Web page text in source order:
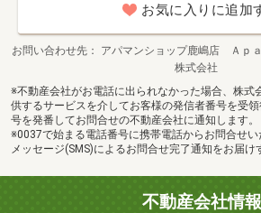
お気に入りに追加
お問い合わせ先
アパマンショップ鹿嶋店 Ａｐ
株式会社
※不動産会社がお電話に出られなかった場合、株式
供するサービスを介してお客様の発信者番号を受
号を発番してお問合せの不動産会社に通知します。
※0037で始まる電話番号に携帯電話からお問合せい
メッセージ(SMS)によるお問合せ完了通知をお届け
不動産会社情報